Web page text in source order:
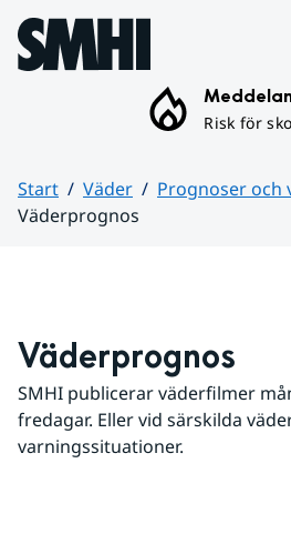
Hoppa till sidans innehåll
Risk för
Start Väder
Prognoser och
Väderprognos
Väderprognos
SMHI publicerar väderfilmer
fredagar. Eller vid särskilda
varningssituationer.